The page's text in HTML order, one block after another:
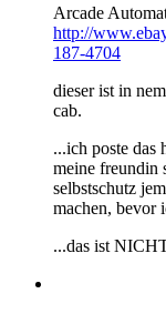
Arcade
http://
187-4704
dieser ist in
cab.
...ich poste das
meine freundin
selbstschutz
machen, bevor
...das ist